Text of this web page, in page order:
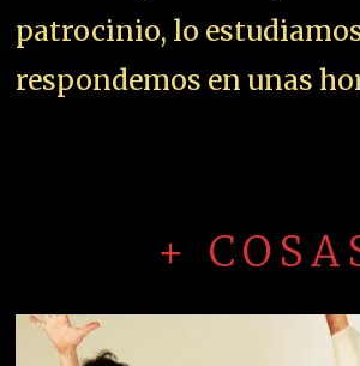
patrocinio, lo
respondemos en unas
+